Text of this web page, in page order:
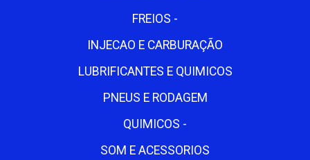
FREIOS -
INJECAO E CARBURAÇÃO
LUBRIFICANTES E QUIMICOS
PNEUS E RODAGEM
QUIMICOS -
SOM E ACESSORIOS